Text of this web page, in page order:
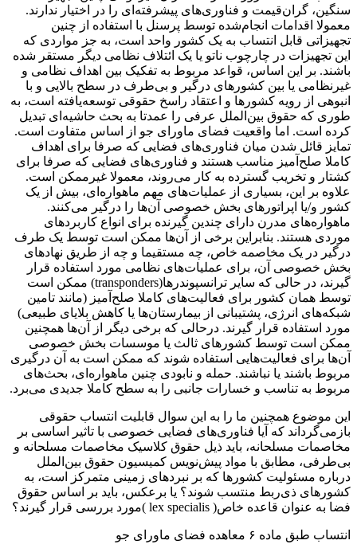
سنگین، گران‌قیمت و فناوری‌های پیشرفته‌ای را در اختیار ندارند.
معمولا اقدامات انجام‌شده توسط پرسنل با استفاده از چنین
تجهیزاتی قابل انتساب به یک کشور واحد است، به جز مواردی که
این تجهیزات در چارچوب ناتو یا یک ائتلاف نظامی دیگر مستقر شده
باشند. بر این اساس، قواعد مربوط به تفکیک بین اهداف نظامی و
غیرنظامی یا بین کشورهای درگیر و بی‌طرف در سطح بالایی و با
انبوهی از رویه کشورها و اعتقاد راسخ حقوقی توسعه‌یافته است، به
طوری که حقوق بین‌الملل عرفی را عمدتا به بحث حاشیه‌ای تبدیل
کرده است. اما واقعیت فضای ماورای جو از اساس متفاوت است.
تمایز قائل شدن میان فناوری‌های فضایی که صرفا برای اهداف
کاملا صلح‌آمیز مناسب هستند و فناوری‌های فضایی که صرفا برای
کشتار و تخریب گسترده به کار می‌روند، معمولا غیرممکن است.
علاوه بر این، بسیاری از عملیات‌های مهم ماهواره‌ای، بیش از یک
کشور و/یا اپراتورهای بخش خصوصی آن‌ها را درگیر می‌کنند.
ماهواره‌های مدرن دارای چندین گیرنده برای انواع کاربردهای
موردی هستند. بنابراین برخی از آن‌ها ممکن است توسط یک طرف
درگیر در یک مخاصمه خاص، چه مستقیما و چه از طریق نهادهای
بخش خصوصی آن، برای عملیات‌های نظامی مورد استفاده قرار
گیرند، در حالی که سایر ترانسپوندرها(transponders) ممکن است
توسط همان کشور برای فعالیت‌های کاملا صلح‌آمیز (مانند تامین
شبکه‌های انرژی، پشتیبانی از بیمارستان‌ها یا کاهش بلایای طبیعی)
مورد استفاده قرار گیرند. درحالی که برخی دیگر از آن‌ها همچنین
ممکن است توسط کشورهای ثالث یا موسسات بخش خصوصی
آن‌ها برای فعالیت‌هایی استفاده شوند که ممکن است به آن درگیری
مربوط باشند یا نباشند. حمله و نابودی چنین ماهواره‌ای، بحث‌های
مربوط به تناسب و خسارات جانبی را به سطح کاملا جدیدی می‌برد.
این موضوع همچنین ما را به این سوال قابلیت انتساب حقوقی
بازمی‌گرداند که آیا فناوری‌های فضایی خصوصی با تاثیر اساسی بر
مخاصمات مسلحانه، باید ذیل حقوق کلاسیک مخاصمات مسلحانه و
بی‌طرفی، مطابق با مواد پیش‌نویس کمیسیون حقوق بین‌الملل
درباره مسئولیت کشورها که بر نبردهای زمینی متمرکز است، به
کشورهای ذی‌ربط منتسب شوند؟ یا برعکس، باید بر اساس حقوق
فضا به عنوان قاعده خاص( lex specialis )مورد بررسی قرار گیرند؟
انتساب طبق ماده ۶ معاهده فضای ماورای جو